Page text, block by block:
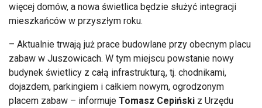
więcej domów, a nowa świetlica będzie służyć integracji
mieszkańców w przyszłym roku.
– Aktualnie trwają już prace budowlane przy obecnym placu
zabaw w Juszowicach. W tym miejscu powstanie nowy
budynek świetlicy z całą infrastrukturą, tj. chodnikami,
dojazdem, parkingiem i całkiem nowym, ogrodzonym
placem zabaw – informuje Tomasz Cepiński z Urzędu